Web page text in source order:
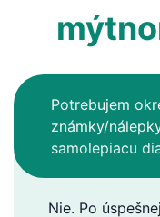
Potrebujem
známky/
samolepiacu
Nie. Po